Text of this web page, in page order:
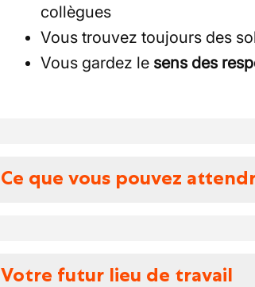
collègues
Vous trouvez toujours des
Vous gardez le sens des
Ce que vous pouvez
votre expérience et de vos
Votre futur lieu de travail